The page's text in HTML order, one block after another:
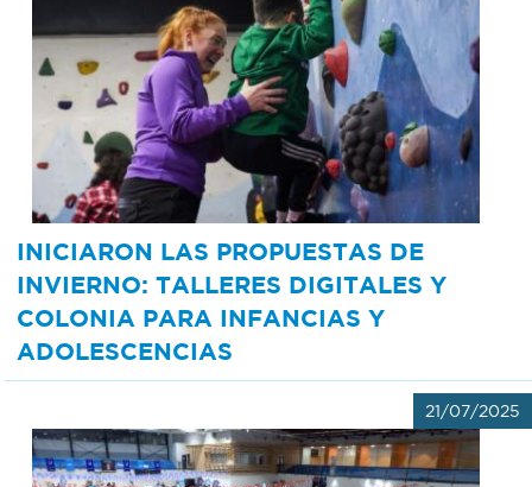
INICIARON LAS PROPUESTAS DE
INVIERNO: TALLERES DIGITALES Y
COLONIA PARA INFANCIAS Y
ADOLESCENCIAS
21/07/2025